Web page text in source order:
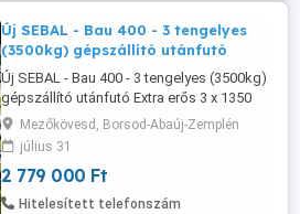
Új SEBAL - Bau 400 - 3 tengelyes
(3500kg) gépszállító utánfutó
Új SEBAL - Bau 400 - 3 tengelyes (3500kg)
gépszállító utánfutó Extra erős 3 x 1350
kg-os tengellyel szerelve Gyártó: Martz - 3
év garancia! Típus: Builder 3 - 400 S - 3500
kg - 3 tengelyes (3 x 1350 kg-os tengellyel
szerelve) Plató mérete: 395 x 180 cm
Össztömeg: 3500 kg - visszaminősíthető
Mezőkövesd, Borsod-Abaúj-Zemplén
július 31
2 779 000 Ft
Hitelesített telefonszám